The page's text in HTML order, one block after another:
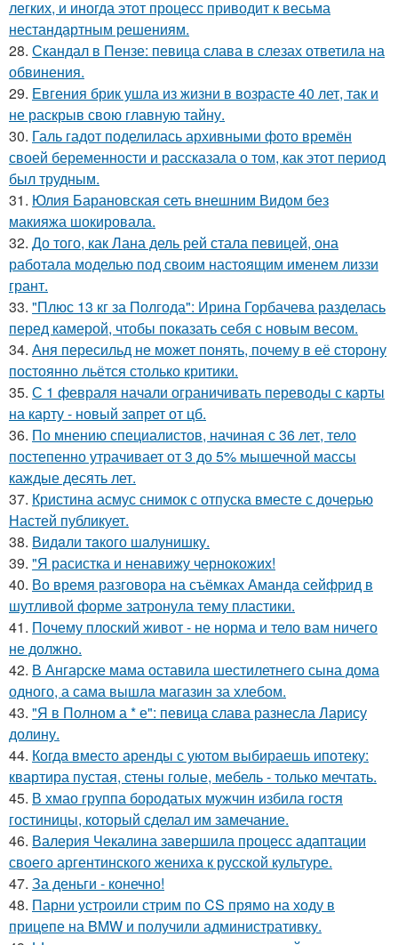
легких, и иногда этот процесс приводит к весьма
нестандартным решениям.
28. Скандал в Пензе: певица слава в слезах ответила на
обвинения.
29. Евгения брик ушла из жизни в возрасте 40 лет, так и
не раскрыв свою главную тайну.
30. Галь гадот поделилась архивными фото времён
своей беременности и рассказала о том, как этот период
был трудным.
31. Юлия Барановская сеть внешним Видом без
макияжа шокировала.
32. До того, как Лана дель рей стала певицей, она
работала моделью под своим настоящим именем лиззи
грант.
33. "Плюс 13 кг за Полгода": Ирина Горбачева разделась
перед камерой, чтобы показать себя с новым весом.
34. Аня пересильд не может понять, почему в её сторону
постоянно льётся столько критики.
35. С 1 февраля начали ограничивать переводы с карты
на карту - новый запрет от цб.
36. По мнению специалистов, начиная с 36 лет, тело
постепенно утрачивает от 3 до 5% мышечной массы
каждые десять лет.
37. Кристина асмус снимок с отпуска вместе с дочерью
Настей публикует.
38. Видaли тaкого шaлунишку.
39. "Я расистка и ненавижу чернокожих!
40. Во время разговора на съёмках Аманда сейфрид в
шутливой форме затронула тему пластики.
41. Почему плоский живот - не норма и тело вам ничего
не должно.
42. В Ангарске мама оставила шестилетнего сына дома
одного, а сама вышла магазин за хлебом.
43. "Я в Полном а * е": певица слава разнесла Ларису
долину.
44. Когда вместо аренды с уютом выбираешь ипотеку:
квартира пустая, стены голые, мебель - только мечтать.
45. В хмао группа бородатых мужчин избила гостя
гостиницы, который сделал им замечание.
46. Валерия Чекалина завершила процесс адаптации
своего аргентинского жениха к русской культуре.
47. За деньги - конечно!
48. Парни устроили стрим по CS прямо на ходу в
прицепе на BMW и получили административку.